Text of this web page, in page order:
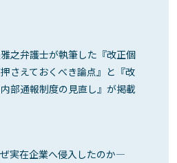
之弁護士が執筆した『改正個
さえておくべき論点』と『改
部通報制度の見直し』が掲載
実在企業へ侵入したのか―